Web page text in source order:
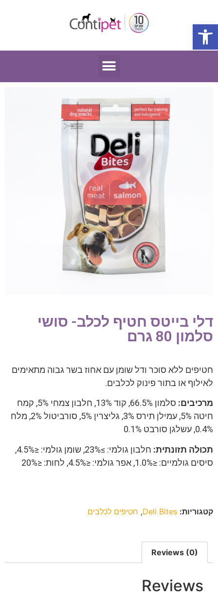
פתח סרגל נגישות
דלי בייטס חטיף לכלב- סושי
סלמון 80 גרם
חטיפים ללא סוכר ודל שומן עם אחוז בשר גבוה מתאימים
לאילוף או בתור פינוק לכלבים.
מרכיבים:
סלמון 66.5%, קוד 13%, חלבון צמחי 5%, קמח
חיטה 5%, עמילן תירס 3%, גליצרין 5%, סורביטול 2%, מלח
0.4%, עשלגן סורבט 0.1%
תכולה תזונתית:
חלבון גולמי: ≥23%, שומן גולמי: ≤4.5%,
סיסים גולמיים: ≤1.0%, אפר גולמי: ≤4.5%, לחות: ≤20%
קטגוריות: Deli Bites
, חטיפים לכלבים
Reviews (0)
Reviews